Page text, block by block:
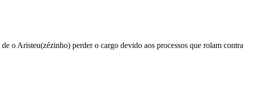
o Aristeu(zézinho) perder o cargo devido aos processos que rolam contra